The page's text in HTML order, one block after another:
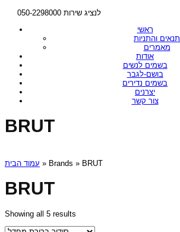
לנציג שירות 050-2298000
ראשי
תנאים והתניות
מאמרים
אודות
בשמים לנשים
בושם-לגבר
בשמים נדירים
יצרנים
צור קשר
BRUT
עמוד הבית » Brands » BRUT
BRUT
Showing all 5 results